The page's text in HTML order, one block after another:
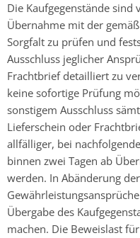
Die Kaufgegenstände
Übernahme mit der
Sorgfalt zu prüfen und
Ausschluss jeglicher
Frachtbrief detailliert zu
keine sofortige Prüfung
sonstigem Ausschluss
Lieferschein oder
allfälliger, bei
binnen zwei Tagen ab
werden. In Abänderung
Übergabe des
machen. Die Beweislast